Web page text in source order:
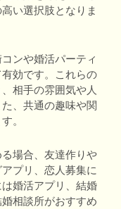
い選択肢となりま
ンや婚活パーティ
効です。これらの
相手の雰囲気や人
、共通の趣味や関
。
場合、友達作りや
プリ、恋人募集に
婚活アプリ、結婚
相談所がおすすめ